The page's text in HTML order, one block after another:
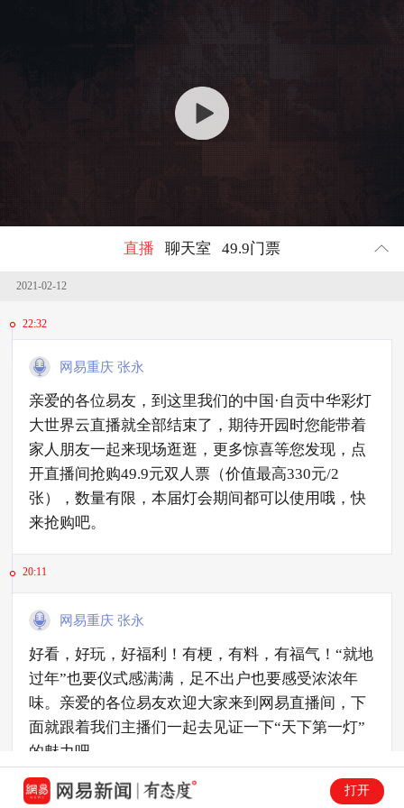
直播 聊天室 49.9门票
2021-02-12
22:32
网易重庆 张永
亲爱的各位易友，到这里我们的中国·自贡中华彩灯
大世界云直播就全部结束了，期待开园时您能带着
家人朋友一起来现场逛逛，更多惊喜等您发现，点
开直播间抢购49.9元双人票（价值最高330元/2
张），数量有限，本届灯会期间都可以使用哦，快
来抢购吧。
20:11
网易重庆 张永
好看，好玩，好福利！有梗，有料，有福气！“就地
过年”也要仪式感满满，足不出户也要感受浓浓年
味。亲爱的各位易友欢迎大家来到网易直播间，下
面就跟着我们主播们一起去见证一下“天下第一灯”
的魅力吧。
打开